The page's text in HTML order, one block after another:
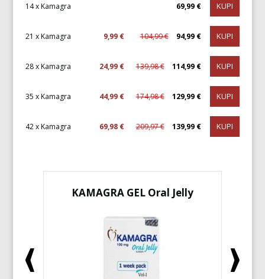
14 x Kamagra 69,99 € KUPI
21 x Kamagra 9,99 € 104,99 € 94,99 € KUPI
28 x Kamagra 24,99 € 139,98 € 114,99 € KUPI
35 x Kamagra 44,99 € 174,98 € 129,99 € KUPI
42 x Kamagra 69,98 € 209,97 € 139,99 € KUPI
KAMAGRA GEL Oral Jelly